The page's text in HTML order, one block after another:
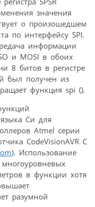
значения
о произошедшем
по интерфейсу SPI.
информации
и MOSI в обоих
8 битов в регистре
был получен из
функция spi ().
Си для
Atmel серии
CodeVisionAVR C
). Использование
в функции хотя
разумной